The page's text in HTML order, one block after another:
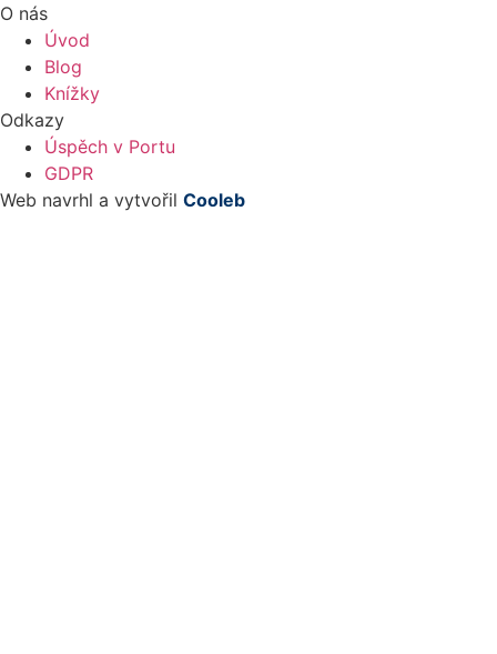
O nás
Úvod
Blog
Knížky
Odkazy
Úspěch v Portu
GDPR
Web navrhl a vytvořil Cooleb